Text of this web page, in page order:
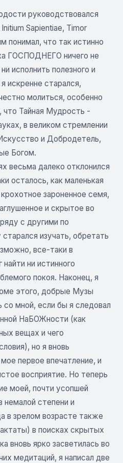
руководствовался
Sapientiae, Timor
понимал, что так истинно
ГОСПОДНЕГО ничего не
исполнить полезного и
искренне старался,
молиться, особенно
Тайная Мудрость -
в великом стремлении
и Добродетель,
Богом.
весьма далеко отклонился
осталось, как маленькая
зароненное семя,
и скрытое во
с другими по
изучать, обретать
все-таки в
ни истинного
покоя. Наконец, я
этого, добрые Музы
мной, если бы я следовал
НаБОЖности (как
вещах и чего
но я вновь
первое впечатление, и
восприятие. Но теперь
моей, почти усопшей
немалой степени и
в зрелом возрасте также
в поисках скрытых
вновь ярко засветилась во
медитаций, я написал две